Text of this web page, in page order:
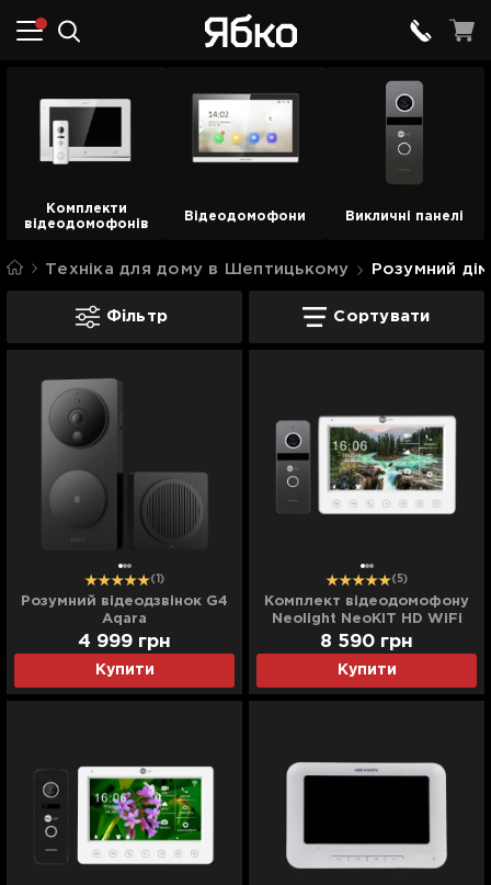
Комплекти
відеодомофонів
Відеодомофони Викличні панелі
Техніка для дому в Шептицькому Розумний
Домофони в Шептицькому
Фільтр Сортувати
(1)
Розумний відеодзвінок G4
Aqara
Купити
4 999 грн
(5)
Комплект відеодомофону
Neolight NeoKIT HD WiFi
(Graphite)
Купити
8 590 грн